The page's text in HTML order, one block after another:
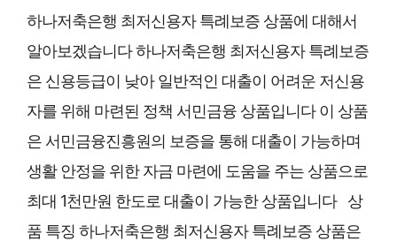
하나저축은행 최저신용자 특례보증 상품에 대해서
알아보겠습니다 하나저축은행 최저신용자 특례보증
은 신용등급이 낮아 일반적인 대출이 어려운 저신용
자를 위해 마련된 정책 서민금융 상품입니다 이 상품
은 서민금융진흥원의 보증을 통해 대출이 가능하며
생활 안정을 위한 자금 마련에 도움을 주는 상품으로
최대 1천만원 한도로 대출이 가능한 상품입니다 상
품 특징 하나저축은행 최저신용자 특례보증 상품은